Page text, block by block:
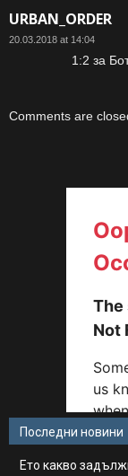
URBAN_ORDER
20.03.2018 at 14:04
1:2 за
Comments are
Последни новини
Ето какво